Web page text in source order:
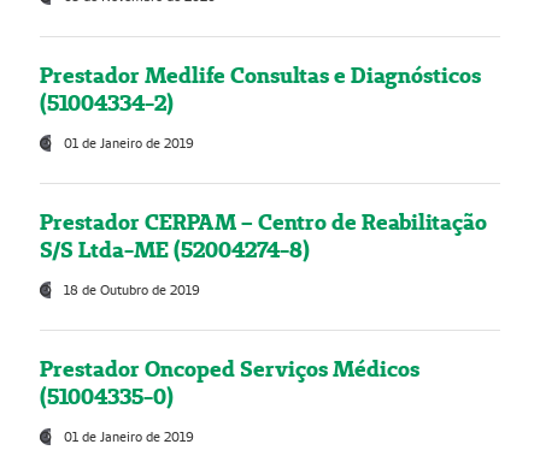
Prestador Medlife Consultas e Diagnósticos
(51004334-2)
01 de Janeiro de 2019
Prestador CERPAM – Centro de Reabilitação
S/S Ltda-ME (52004274-8)
18 de Outubro de 2019
Prestador Oncoped Serviços Médicos
(51004335-0)
01 de Janeiro de 2019